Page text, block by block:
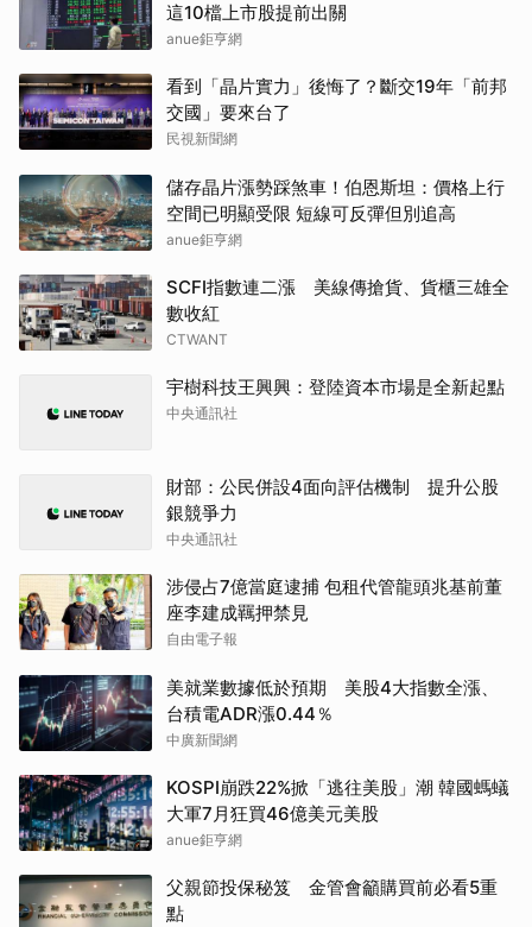
這10檔上市股提前出關
anue鉅亨網
看到「晶片實力」後悔了？斷交19年「前邦
交國」要來台了
民視新聞網
儲存晶片漲勢踩煞車！伯恩斯坦：價格上行
空間已明顯受限 短線可反彈但別追高
anue鉅亨網
SCFI指數連二漲 美線傳搶貨、貨櫃三雄全
數收紅
CTWANT
宇樹科技王興興：登陸資本市場是全新起點
中央通訊社
財部：公民併設4面向評估機制 提升公股
銀競爭力
中央通訊社
涉侵占7億當庭逮捕 包租代管龍頭兆基前董
座李建成羈押禁見
自由電子報
美就業數據低於預期 美股4大指數全漲、
台積電ADR漲0.44％
中廣新聞網
KOSPI崩跌22%掀「逃往美股」潮 韓國螞蟻
大軍7月狂買46億美元美股
anue鉅亨網
父親節投保秘笈 金管會籲購買前必看5重
點